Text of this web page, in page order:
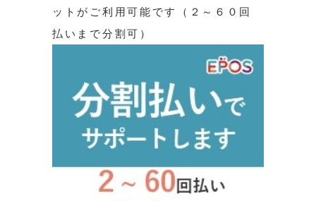
ットがご利用可能です（２～６０回
払いまで分割可）